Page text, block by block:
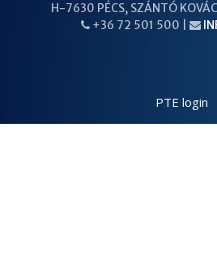
H-7630 PÉCS, SZÁNTÓ
PHONE
+36 72 501 500 |
PTE login